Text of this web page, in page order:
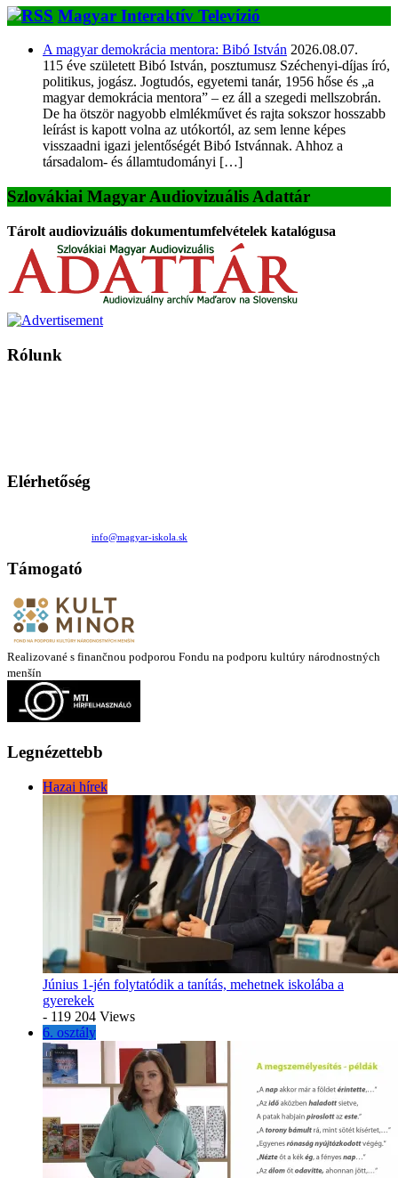
Magyar Interaktív Televízió
A magyar demokrácia mentora: Bibó István 2026.08.07.
115 éve született Bibó István, posztumusz Széchenyi-díjas író,
politikus, jogász. Jogtudós, egyetemi tanár, 1956 hőse és „a
magyar demokrácia mentora” – ez áll a szegedi mellszobrán.
De ha ötször nagyobb elmlékművet és rajta sokszor hosszabb
leírást is kapott volna az utókortól, az sem lenne képes
visszaadni igazi jelentőségét Bibó Istvánnak. Ahhoz a
társadalom- és államtudományi […]
Szlovákiai Magyar Audiovizuális Adattár
Tárolt audiovizuális dokumentumfelvételek katalógusa
Rólunk
Elérhetőség
info@magyar-iskola.sk
Támogató
Realizované s finančnou podporou Fondu na podporu kultúry národnostných
menšín
Legnézettebb
Hazai hírek
Június 1-jén folytatódik a tanítás, mehetnek iskolába a
gyerekek
- 119 204 Views
6. osztály